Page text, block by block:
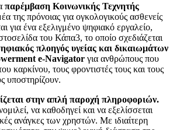
παρέμβαση Κοινωνικής Τεχνητής
της πρόνοιας για ογκολογικούς ασθενείς
για ένα εξελιγμένο ψηφιακό εργαλείο,
του Κάπα3, το οποίο σχεδιάζεται
πλοηγός υγείας και δικαιωμάτων
e-Navigator για ανθρώπους που
καρκίνου, τους φροντιστές τους και τους
υποστηρίζουν.
στην απλή παροχή πληροφοριών.
να καθοδηγεί και να εξελίσσεται
ανάγκες των χρηστών. Με ιδιαίτερη